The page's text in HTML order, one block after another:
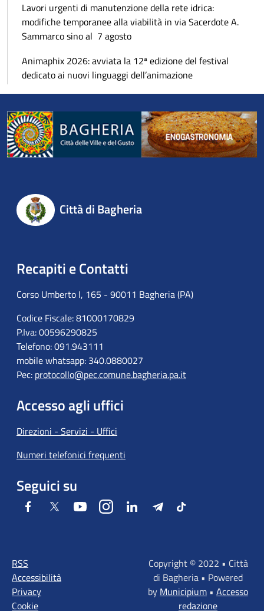
Lavori urgenti di manutenzione della rete idrica:
modifiche temporanee alla viabilità in via Sacerdote A.
Sammarco sino al 7 agosto
Animaphix 2026: avviata la 12ª edizione del festival
dedicato ai nuovi linguaggi dell’animazione
Città di Bagheria
Recapiti e Contatti
Corso Umberto I, 165 - 90011 Bagheria (PA)
Codice Fiscale: 81000170829
P.Iva: 00596290825
Telefono: 091.943111
mobile whatsapp: 340.0880027
Pec: protocollo@pec.comune.bagheria.pa.it
Accesso agli uffici
Direzioni - Servizi - Uffici
Numeri telefonici frequenti
Seguici su
Facebook Twitter YoutubeInstagramLinkedIn TelegramTiktok
RSS
Accessibilità
Privacy
Cookie
Copyright © 2022 • Città
di Bagheria • Powered
by Municipium • Accesso
redazione